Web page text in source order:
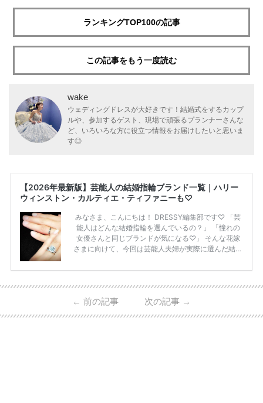
ランキングTOP100の記事
この記事をもう一度読む
wake
ウェディングドレスが大好きです！結婚式をするカップ
ルや、参加するゲスト、現場で頑張るプランナーさんな
ど、いろいろな方に役立つ情報をお届けしたいと思いま
す◎
【2026年最新版】芸能人の結婚指輪ブランド一覧｜ハリー
ウィンストン・カルティエ・ティファニーも♡
みなさま、こんにちは！ DRESSY編集部です♡ 「芸
能人はどんな結婚指輪を選んでいるの？」 「憧れの
女優さんと同じブランドが気になる♡」 そんな花嫁
さまに向けて、今回は芸能人夫婦が実際に選んだ結婚
ーウィンストンやカルティエ、ティファニーなど世界
日本で人気のブランドまで幅広くご紹介。 さらに、
・愛用している芸能人夫婦 ・リングの特徴や魅力 ・
← 前の記事 次の記事 →